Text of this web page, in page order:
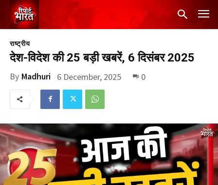
राष्ट्रीय
देश-विदेश की 25 बड़ी खबरें, 6 दिसंबर 2025
By Madhuri 6 December, 2025 0